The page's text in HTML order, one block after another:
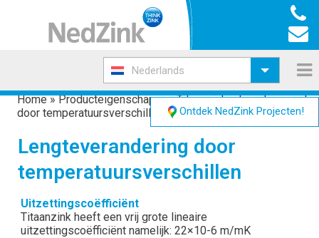
Nederlands
Home»Producteigenschappen Titaanzink»
door temperatuursverschillen
Lengteverandering door
temperatuursverschillen
Uitzettingscoëfficiënt
Titaanzink heeft een vrij grote lineaire
uitzettingscoëfficiënt namelijk: 22×10-6 m/mK
Ontdek NedZink Projecten!